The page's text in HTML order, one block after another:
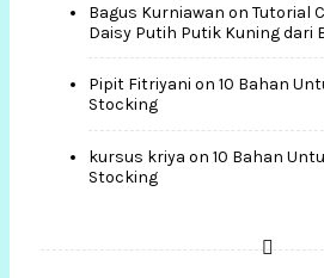
Bagus Kurniawan on Tutorial
Daisy Putih Putik Kuning dari
Pipit Fitriyani on 10 Bahan
Stocking
kursus kriya on 10 Bahan
Stocking